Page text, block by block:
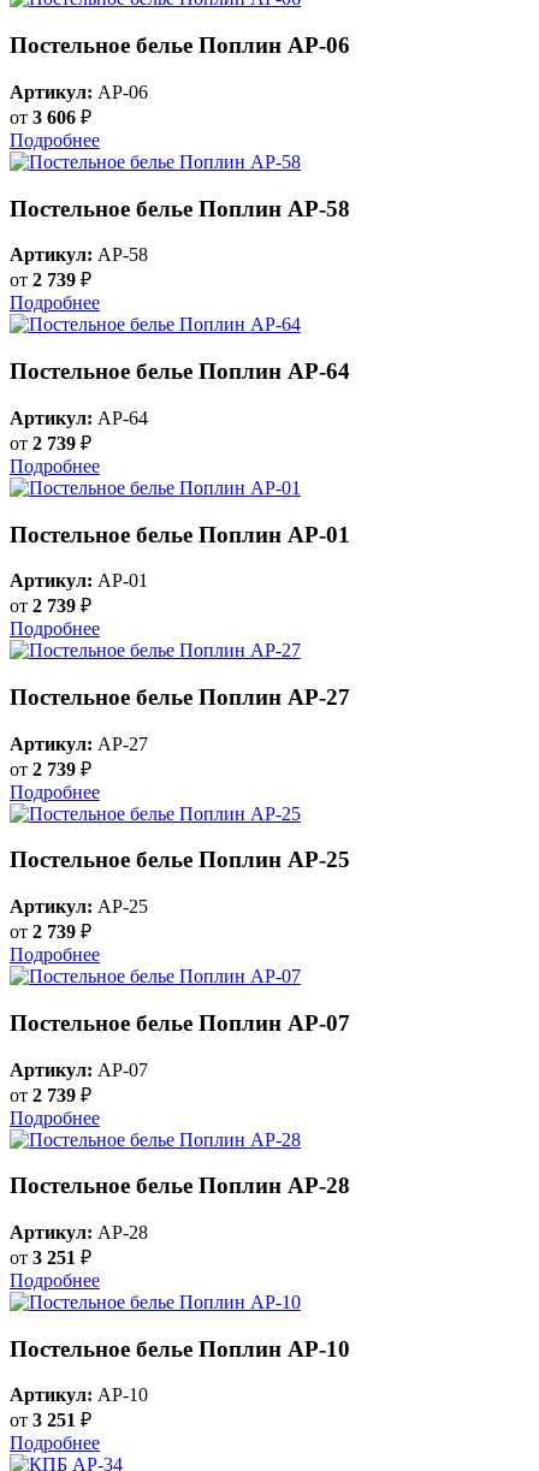
Постельное белье Поплин AP-06
Артикул: AP-06
от 3 606 ₽
Подробнее
Постельное белье Поплин AP-58
Артикул: AP-58
от 2 739 ₽
Подробнее
Постельное белье Поплин AP-64
Артикул: AP-64
от 2 739 ₽
Подробнее
Постельное белье Поплин AP-01
Артикул: AP-01
от 2 739 ₽
Подробнее
Постельное белье Поплин AP-27
Артикул: AP-27
от 2 739 ₽
Подробнее
Постельное белье Поплин AP-25
Артикул: AP-25
от 2 739 ₽
Подробнее
Постельное белье Поплин AP-07
Артикул: AP-07
от 2 739 ₽
Подробнее
Постельное белье Поплин AP-28
Артикул: AP-28
от 3 251 ₽
Подробнее
Постельное белье Поплин AP-10
Артикул: AP-10
от 3 251 ₽
Подробнее